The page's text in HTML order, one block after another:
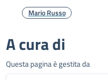
Mario Russo
A cura di
Questa pagina è gestita da